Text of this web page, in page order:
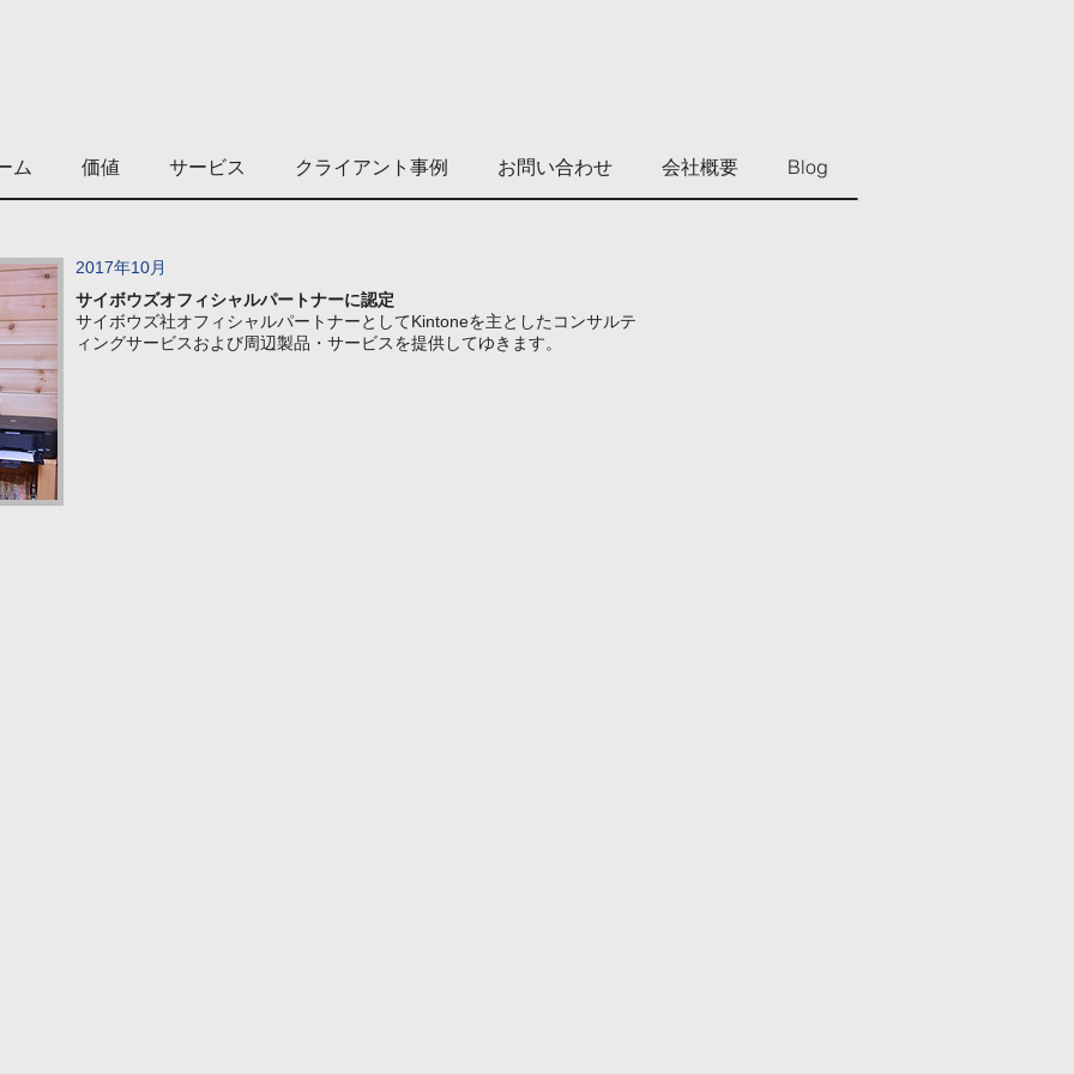
ム 価値 サービス クライアント事例 お問い合わせ 会社概要 Blog
2017年10月
サイボウズオフィシャルパートナーに認定
サイボウズ社オフィシャルパートナーとしてKintoneを主としたコンサルテ
ィングサービスおよび周辺製品・サービスを提供してゆきます。